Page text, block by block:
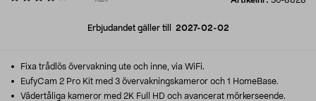
Erbjudandet gäller till 2027-02-02
Fixa trådlös övervakning ute och inne, via WiFi.
EufyCam 2 Pro Kit med 3 övervakningskameror och 1 HomeBase.
Vädertåliga kameror med 2K Full HD och avancerat mörkerseende.